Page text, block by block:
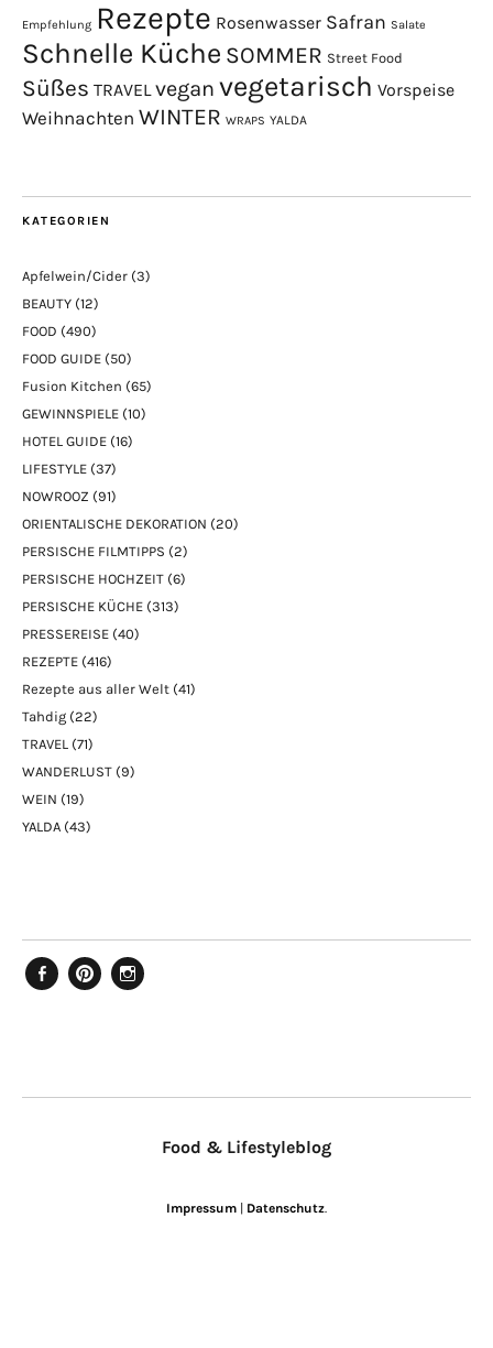
Empfehlung Rezepte Rosenwasser Safran Salate
Schnelle Küche SOMMER Street Food
Süßes TRAVEL vegan vegetarisch Vorspeise
Weihnachten WINTER WRAPS YALDA
KATEGORIEN
Apfelwein/Cider (3)
BEAUTY (12)
FOOD (490)
FOOD GUIDE (50)
Fusion Kitchen (65)
GEWINNSPIELE (10)
HOTEL GUIDE (16)
LIFESTYLE (37)
NOWROOZ (91)
ORIENTALISCHE DEKORATION (20)
PERSISCHE FILMTIPPS (2)
PERSISCHE HOCHZEIT (6)
PERSISCHE KÜCHE (313)
PRESSEREISE (40)
REZEPTE (416)
Rezepte aus aller Welt (41)
Tahdig (22)
TRAVEL (71)
WANDERLUST (9)
WEIN (19)
YALDA (43)
Food & Lifestyleblog
Impressum Datenschutz